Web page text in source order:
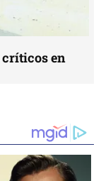
críticos en